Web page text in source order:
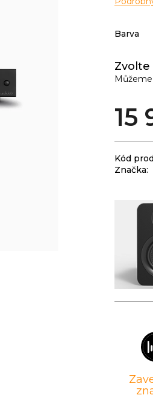
Zvolte
15
Barva
Kód
Značka: